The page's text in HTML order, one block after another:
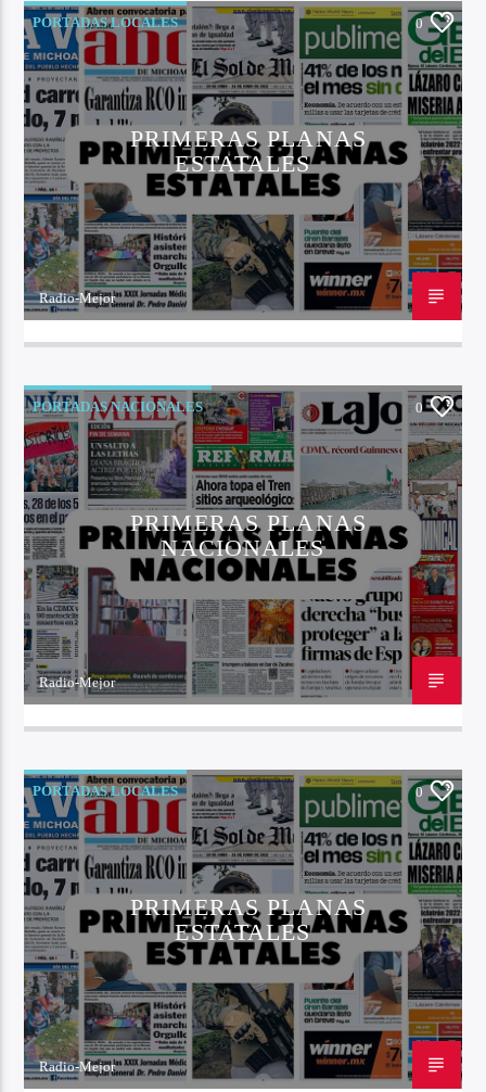
PORTADAS LOCALES 0
PRIMERAS PLANAS
ESTATALES
Radio-Mejor
PORTADAS NACIONALES 0
PRIMERAS PLANAS
NACIONALES
Radio-Mejor
PORTADAS LOCALES 0
PRIMERAS PLANAS
ESTATALES
Radio-Mejor